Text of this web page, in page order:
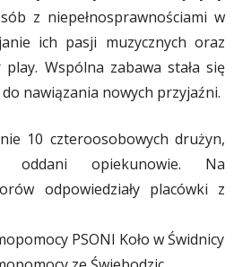
z niepełnosprawnościami w
ich pasji muzycznych oraz
Wspólna zabawa stała się
nawiązania nowych przyjaźni.
10 czteroosobowych drużyn,
oddani opiekunowie. Na
odpowiedziały placówki z
PSONI Koło w Świdnicy